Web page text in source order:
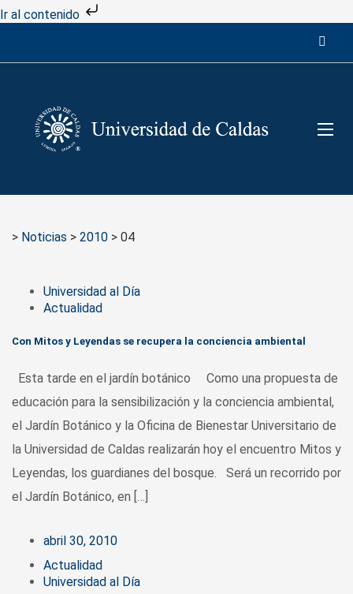
Ir al contenido
> Noticias > 2010 > 04
Universidad al Día
Actualidad
Con Mitos y Leyendas se recupera la conciencia ambiental
Esta tarde en el jardín botánico Como una propuesta de
educación para la sensibilización y la conciencia ambiental,
el Jardín Botánico y la Oficina de Bienestar Universitario de
la Universidad de Caldas realizarán hoy el encuentro Mitos y
Leyendas, los guardianes del bosque. Será un recorrido por
el Jardín Botánico, en […]
abril 30, 2010
Actualidad
Universidad al Día